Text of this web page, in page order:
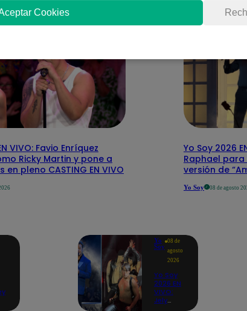
VIVO: Favio Enríquez
Ricky Martin y pone a
pleno CASTING EN VIVO
Yo Soy 2026
Raphael
versión de
Yo Soy 08 de agosto
Yo
Soy
08 de
agosto
2026
Yo Soy
2026 EN
VIVO:
Jely
Cookies